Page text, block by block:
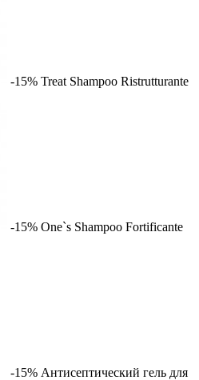
-15% Treat Shampoo Ristrutturante
-15% One`s Shampoo Fortificante
-15% Антисептический гель для